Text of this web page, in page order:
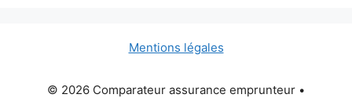
Mentions légales
© 2026 Comparateur assurance emprunteur •